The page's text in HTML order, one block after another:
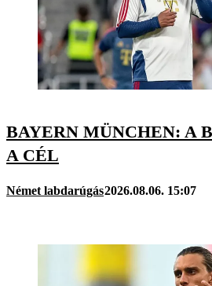
BAYERN MÜNCHEN: A
A CÉL
Német labdarúgás2026.08.06. 15:07